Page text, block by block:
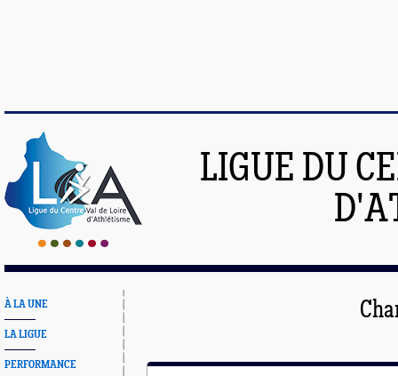
LIGUE DU
À LA UNE
LA LIGUE
PERFORMANCE